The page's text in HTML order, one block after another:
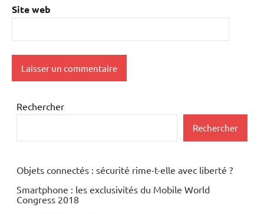
Site web
Rechercher
Rechercher
Objets connectés : sécurité rime-t-elle avec liberté ?
Smartphone : les exclusivités du Mobile World
Congress 2018